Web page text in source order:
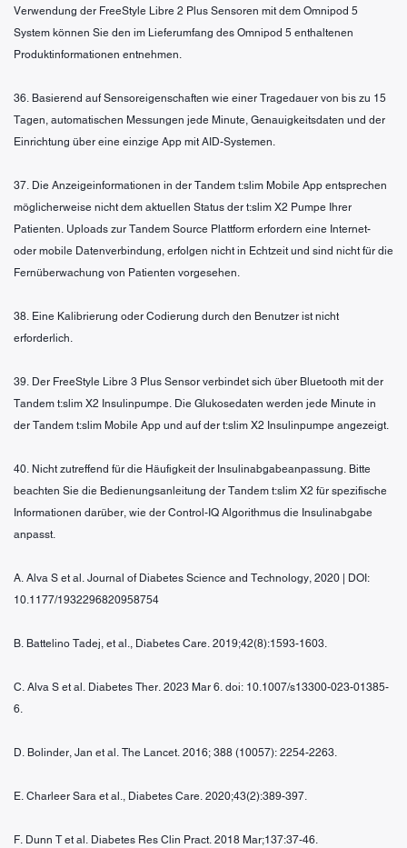
Verwendung der FreeStyle Libre 2 Plus Sensoren mit dem Omnipod 5
System können Sie den im Lieferumfang des Omnipod 5 enthaltenen
Produktinformationen entnehmen.
36. Basierend auf Sensoreigenschaften wie einer Tragedauer von bis zu 15
Tagen, automatischen Messungen jede Minute, Genauigkeitsdaten und der
Einrichtung über eine einzige App mit AID-Systemen.
37. Die Anzeigeinformationen in der Tandem t:slim Mobile App entsprechen
möglicherweise nicht dem aktuellen Status der t:slim X2 Pumpe Ihrer
Patienten. Uploads zur Tandem Source Plattform erfordern eine Internet-
oder mobile Datenverbindung, erfolgen nicht in Echtzeit und sind nicht für die
Fernüberwachung von Patienten vorgesehen.
38. Eine Kalibrierung oder Codierung durch den Benutzer ist nicht
erforderlich.
39. Der FreeStyle Libre 3 Plus Sensor verbindet sich über Bluetooth mit der
Tandem t:slim X2 Insulinpumpe. Die Glukosedaten werden jede Minute in
der Tandem t:slim Mobile App und auf der t:slim X2 Insulinpumpe angezeigt.
40. Nicht zutreffend für die Häufigkeit der Insulinabgabeanpassung. Bitte
beachten Sie die Bedienungsanleitung der Tandem t:slim X2 für spezifische
Informationen darüber, wie der Control-IQ Algorithmus die Insulinabgabe
anpasst.
A. Alva S et al. Journal of Diabetes Science and Technology, 2020 | DOI:
10.1177/1932296820958754
B. Battelino Tadej, et al., Diabetes Care. 2019;42(8):1593-1603.
C. Alva S et al. Diabetes Ther. 2023 Mar 6. doi: 10.1007/s13300-023-01385-
6.
D. Bolinder, Jan et al. The Lancet. 2016; 388 (10057): 2254-2263.
E. Charleer Sara et al., Diabetes Care. 2020;43(2):389-397.
F. Dunn T et al. Diabetes Res Clin Pract. 2018 Mar;137:37-46.